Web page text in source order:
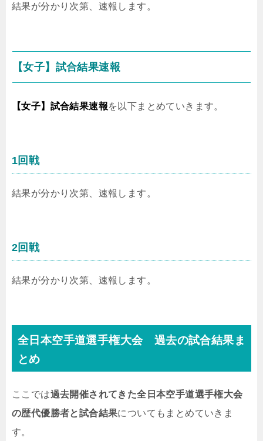
結果が分かり次第、速報します。
【女子】試合結果速報
【女子】試合結果速報を以下まとめていきます。
1回戦
結果が分かり次第、速報します。
2回戦
結果が分かり次第、速報します。
全日本空手道選手権大会 過去の試合結果ま
とめ
ここでは過去開催されてきた全日本空手道選手権大会
の歴代優勝者と試合結果についてもまとめていきま
す。